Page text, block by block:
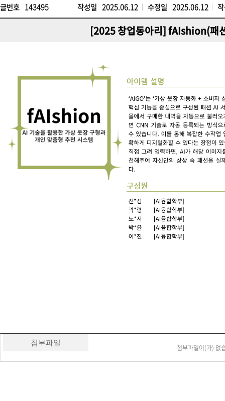
글번호 143495 작성일 2025.06.12 수정일 2025.06.12
[2025 창업동아리] fAIshion(패
첨부파일
첨부파일이(가) 없